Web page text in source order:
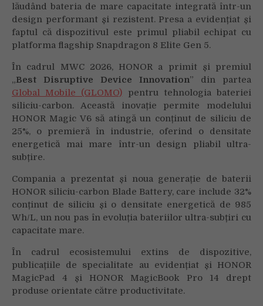
lăudând bateria de mare capacitate integrată într-un
design performant și rezistent. Presa a evidențiat și
faptul că dispozitivul este primul pliabil echipat cu
platforma flagship Snapdragon 8 Elite Gen 5.
În cadrul MWC 2026, HONOR a primit și premiul
„Best Disruptive Device Innovation” din partea
Global Mobile (GLOMO) pentru tehnologia bateriei
siliciu-carbon. Această inovație permite modelului
HONOR Magic V6 să atingă un conținut de siliciu de
25%, o premieră în industrie, oferind o densitate
energetică mai mare într-un design pliabil ultra-
subțire.
Compania a prezentat și noua generație de baterii
HONOR siliciu-carbon Blade Battery, care include 32%
conținut de siliciu și o densitate energetică de 985
Wh/L, un nou pas în evoluția bateriilor ultra-subțiri cu
capacitate mare.
În cadrul ecosistemului extins de dispozitive,
publicațiile de specialitate au evidențiat și HONOR
MagicPad 4 și HONOR MagicBook Pro 14 drept
produse orientate către productivitate.